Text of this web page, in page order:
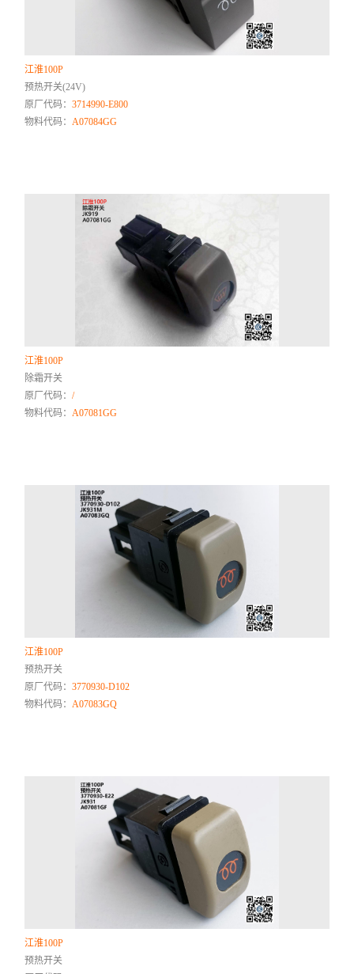
江淮100P
预热开关(24V)
原厂代码：3714990-E800
物料代码：A07084GG
江淮100P
除霜开关
原厂代码：/
物料代码：A07081GG
江淮100P
预热开关
原厂代码：3770930-D102
物料代码：A07083GQ
江淮100P
预热开关